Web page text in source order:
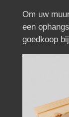
Om uw
een
goedkoop